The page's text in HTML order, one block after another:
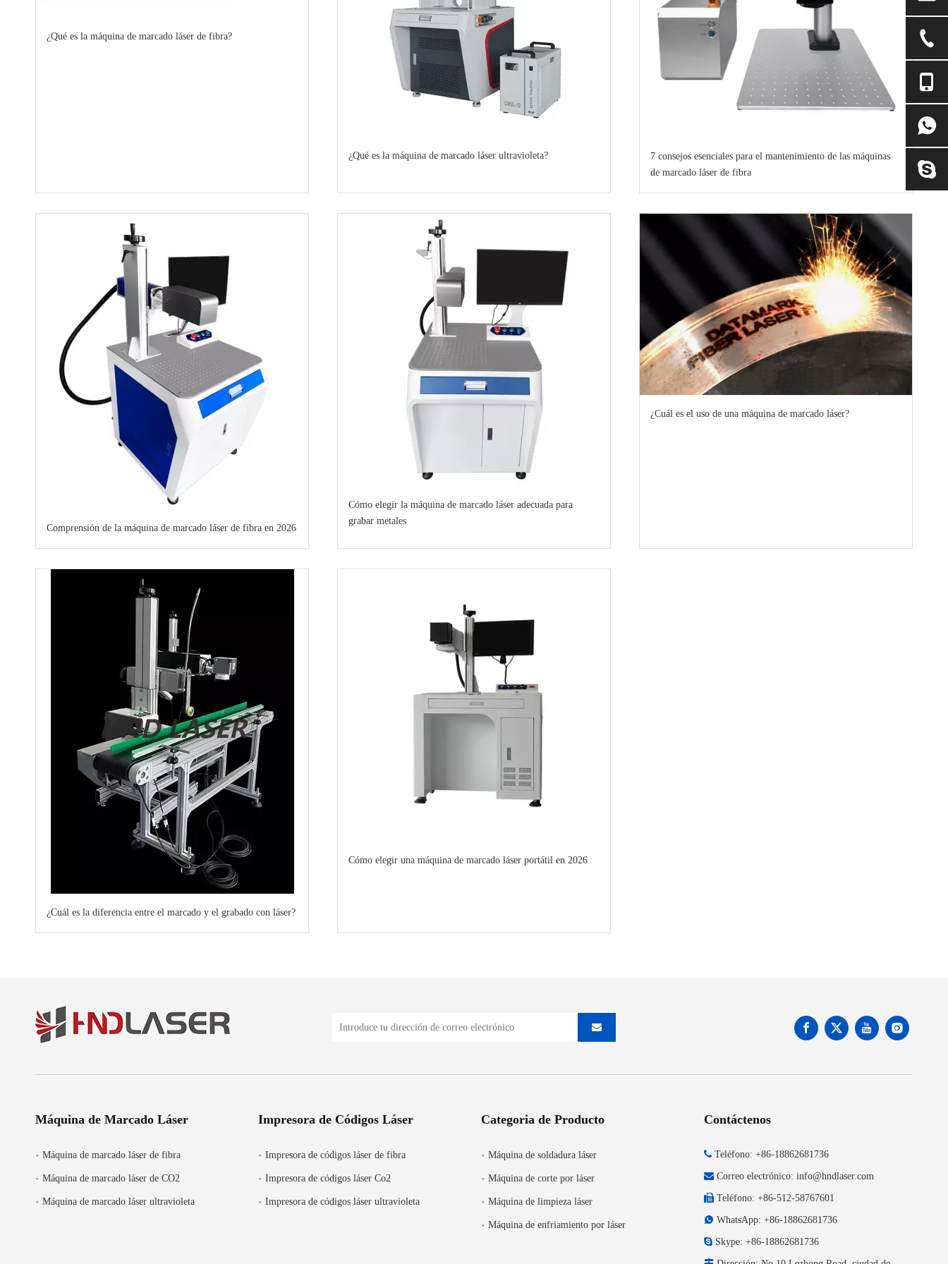
¿Qué es la máquina de marcado láser de fibra?
¿Qué es la máquina de marcado láser ultravioleta?
7 consejos esenciales para el mantenimiento de las máquinas
de marcado láser de fibra
Comprensión de la máquina de marcado láser de fibra en 2026
Cómo elegir la máquina de marcado láser adecuada para
grabar metales
¿Cuál es el uso de una máquina de marcado láser?
¿Cuál es la diferencia entre el marcado y el grabado con láser?
Cómo elegir una máquina de marcado láser portátil en 2026
Máquina de Marcado Láser
Máquina de marcado láser de fibra
Máquina de marcado láser de CO2
Máquina de marcado láser ultravioleta
Impresora de Códigos Láser
Impresora de códigos láser de fibra
Impresora de códigos láser Co2
Impresora de códigos láser ultravioleta
Categoria de Producto
Máquina de soldadura láser
Máquina de corte por láser
Máquina de limpieza láser
Máquina de enfriamiento por láser
Contáctenos
 Teléfono: +86-18862681736
 Correo electrónico: info@hndlaser.com
 Teléfono: +86-512-58767601
 WhatsApp: +86-18862681736
 Skype: +86-18862681736